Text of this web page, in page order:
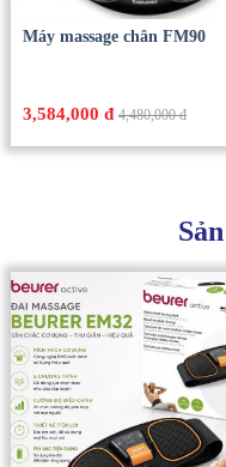
Máy massage chân FM90
3,584,000 đ 4,480,000 đ